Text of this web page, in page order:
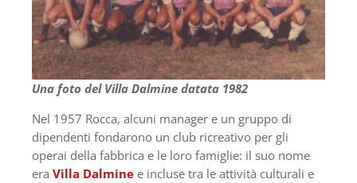
Una foto del Villa Dalmine datata 1982
Nel 1957 Rocca, alcuni manager e un gruppo di
dipendenti fondarono un club ricreativo per gli
operai della fabbrica e le loro famiglie: il suo nome
era Villa Dalmine e incluse tra le attività culturali e